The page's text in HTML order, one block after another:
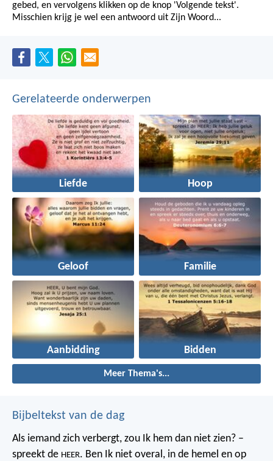
gebed, en vervolgens klikken op de knop 'Volgende tekst'.
Misschien krijg je wel een antwoord uit Zijn Woord...
Gerelateerde onderwerpen
Liefde Hoop
Geloof Familie
Aanbidding Bidden
Meer Thema's...
Bijbeltekst van de dag
Als iemand zich verbergt, zou Ik hem dan niet zien? –
spreekt de HEER. Ben Ik niet overal, in de hemel en op